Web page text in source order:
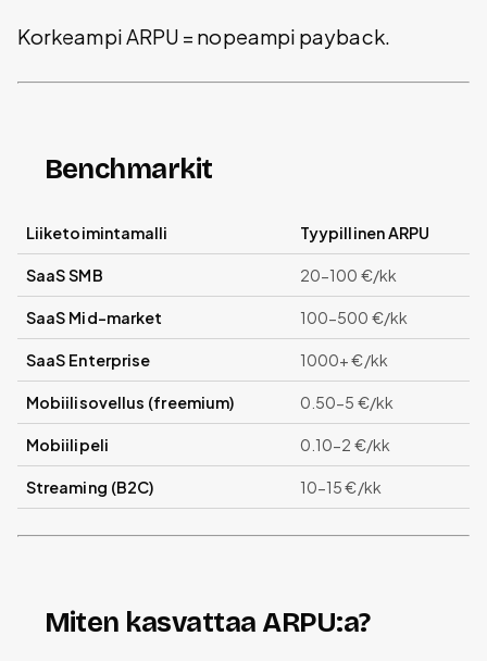
Korkeampi ARPU = nopeampi payback.
Benchmarkit
Liiketoimintamalli Tyypillinen ARPU
SaaS SMB 20-100 €/kk
SaaS Mid-market 100-500 €/kk
SaaS Enterprise 1000+ €/kk
Mobiilisovellus (freemium) 0.50-5 €/kk
Mobiilipeli 0.10-2 €/kk
Streaming (B2C) 10-15 €/kk
Miten kasvattaa ARPU:a?